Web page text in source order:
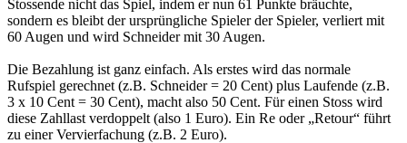
Stossende nicht das Spiel, indem er nun 61 Punkte bräuchte,
sondern es bleibt der ursprüngliche Spieler der Spieler, verliert mit
60 Augen und wird Schneider mit 30 Augen.
Die Bezahlung ist ganz einfach. Als erstes wird das normale
Rufspiel gerechnet (z.B. Schneider = 20 Cent) plus Laufende (z.B.
3 x 10 Cent = 30 Cent), macht also 50 Cent. Für einen Stoss wird
diese Zahllast verdoppelt (also 1 Euro). Ein Re oder „Retour“ führt
zu einer Vervierfachung (z.B. 2 Euro).